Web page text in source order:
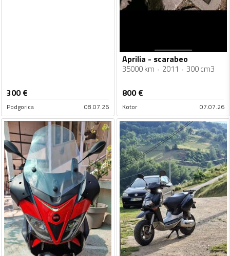
300€
Podgorica 08.07.26
Aprilia - scarabeo
35000 km 2011 300 cm3
800€
Kotor 07.07.26